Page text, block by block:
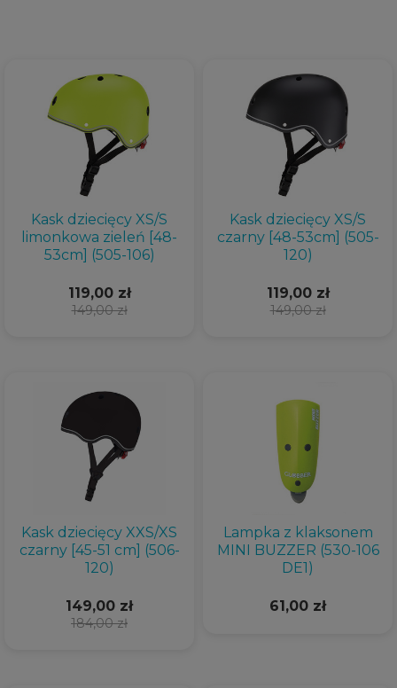
Kask dziecięcy XS/S
limonkowa zieleń [48-
53cm] (505-106)
149,00 zł
119,00 zł
Kask dziecięcy XS/S
czarny [48-53cm] (505-
120)
149,00 zł
119,00 zł
Kask dziecięcy XXS/XS
czarny [45-51 cm] (506-
120)
184,00 zł
149,00 zł
Lampka z klaksonem
MINI BUZZER (530-106
DE1)
61,00 zł